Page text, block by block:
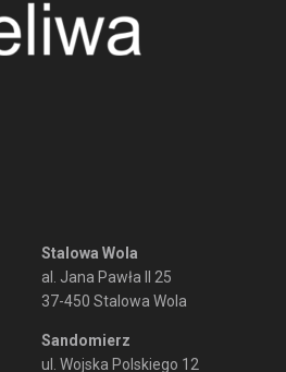
Stalowa Wola
al. Jana Pawła II 25
37-450 Stalowa Wola
Sandomierz
ul. Wojska Polskiego 12